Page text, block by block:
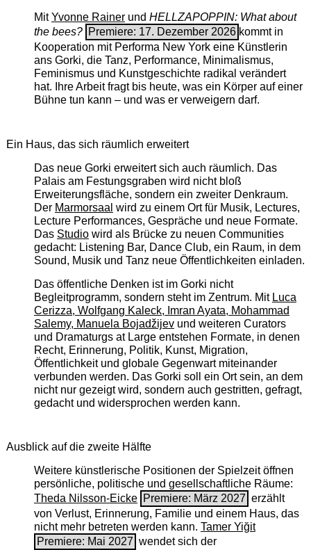
MitYvonne Rainerund HELLZAPOPPIN: What about
the bees? Premiere: 17. Dezember 2026 kommt in
Kooperation mit Performa New York eine Künstlerin
ans Gorki, die Tanz, Performance, Minimalismus,
Feminismus und Kunstgeschichte radikal verändert
hat. Ihre Arbeit fragt bis heute, was ein Körper auf einer
Bühne tun kann – und was er verweigern darf.
Ein Haus, das sich räumlich erweitert
Das neue Gorki erweitert sich auch räumlich. Das
Palais am Festungsgraben wird nicht bloß
Erweiterungsfläche, sondern ein zweiter Denkraum.
Der Marmorsaal wird zu einem Ort für Musik, Lectures,
Lecture Performances, Gespräche und neue Formate.
Das Studiowird als Brücke zu neuen Communities
gedacht: Listening Bar, Dance Club, ein Raum, in dem
Sound, Musik und Tanz neue Öffentlichkeiten einladen.
Das öffentliche Denken ist im Gorki nicht
Begleitprogramm, sondern steht im Zentrum. Mit Luca
Cerizza, Wolfgang Kaleck, Imran Ayata, Mohammad
Salemy, Manuela Bojadžijevund weiteren Curators
und Dramaturgs at Large entstehen Formate, in denen
Recht, Erinnerung, Politik, Kunst, Migration,
Öffentlichkeit und globale Gegenwart miteinander
verbunden werden. Das Gorki soll ein Ort sein, an dem
nicht nur gezeigt wird, sondern auch gestritten, gefragt,
gedacht und widersprochen werden kann.
Ausblick auf die zweite Hälfte
Weitere künstlerische Positionen der Spielzeit öffnen
persönliche, politische und gesellschaftliche Räume:
Theda Nilsson-Eicke Premiere: März 2027 erzählt
von Verlust, Erinnerung, Familie und einem Haus, das
nicht mehr betreten werden kann. Tamer Yiğit
Premiere: Mai 2027 wendet sich der